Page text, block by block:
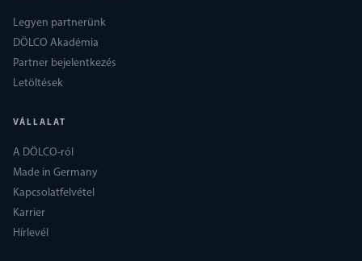
Legyen partnerünk
DÖLCO Akadémia
Partner bejelentkezés
Letöltések
VÁLLALAT
A DÖLCO-ról
Made in Germany
Kapcsolatfelvétel
Karrier
Hírlevél